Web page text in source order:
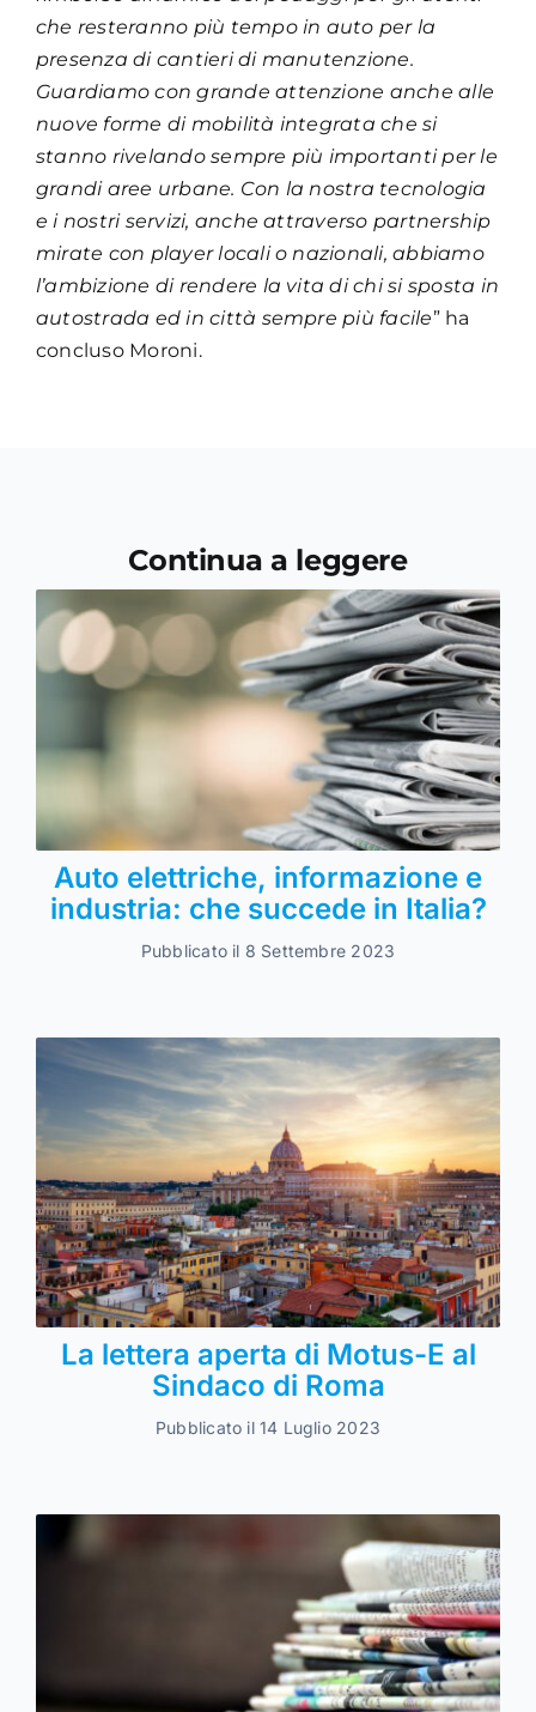
che resteranno più tempo in auto per la
presenza di cantieri di manutenzione.
Guardiamo con grande attenzione anche alle
nuove forme di mobilità integrata che si
stanno rivelando sempre più importanti per le
grandi aree urbane. Con la nostra tecnologia
e i nostri servizi, anche attraverso partnership
mirate con player locali o nazionali, abbiamo
l’ambizione di rendere la vita di chi si sposta in
autostrada ed in città sempre più facile” ha
concluso Moroni.
Continua a leggere
Auto elettriche, informazione e
industria: che succede in Italia?
Pubblicato il 8 Settembre 2023
La lettera aperta di Motus-E al
Sindaco di Roma
Pubblicato il 14 Luglio 2023